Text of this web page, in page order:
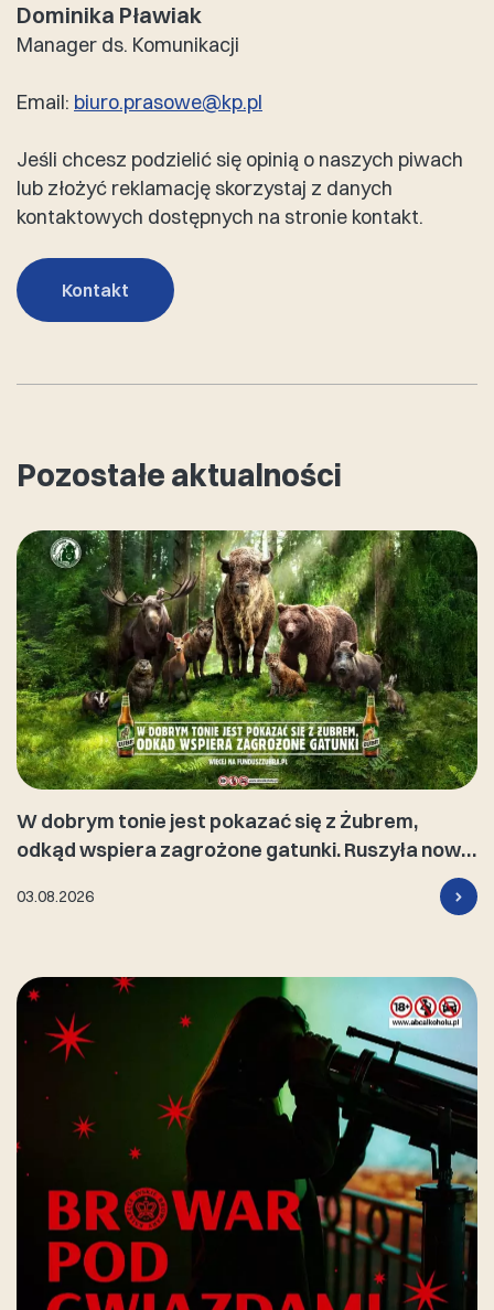
Dominika Pławiak
Manager ds. Komunikacji
Email: biuro.prasowe@kp.pl
Jeśli chcesz podzielić się opinią o naszych piwach
lub złożyć reklamację skorzystaj z danych
kontaktowych dostępnych na stronie kontakt.
Kontakt
Pozostałe aktualności
W dobrym tonie jest pokazać się z Żubrem,
odkąd wspiera zagrożone gatunki. Ruszyła nowa
03.08.2026